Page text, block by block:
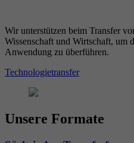
Wir unterstützen beim Transfer
Wissenschaft und Wirtschaft, um
Anwendung zu überführen.
Technologietransfer
Unsere Formate